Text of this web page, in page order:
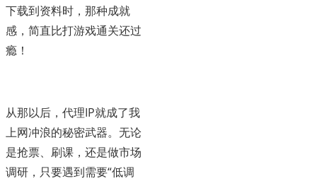
下载到资料时，那种成就
感，简直比打游戏通关还过
瘾！
从那以后，代理IP就成了我
上网冲浪的秘密武器。无论
是抢票、刷课，还是做市场
调研，只要遇到需要“低调